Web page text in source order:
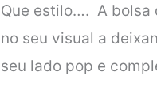
Que estilo…. A bolsa
no seu visual a
seu lado pop e